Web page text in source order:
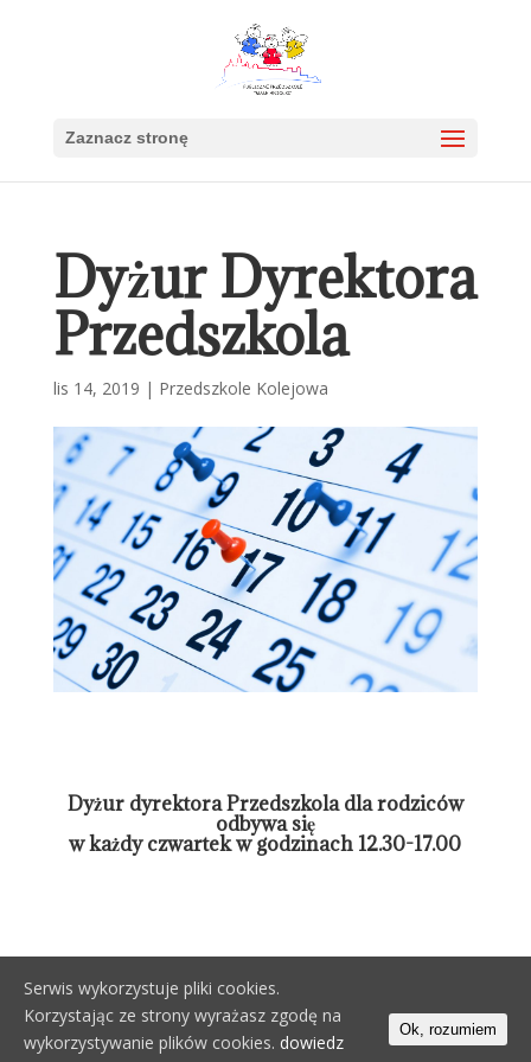
Zaznacz stronę
Dyżur Dyrektora
Przedszkola
lis 14, 2019 | Przedszkole Kolejowa
Dyżur dyrektora Przedszkola dla rodziców
odbywa się
w każdy czwartek w godzinach 12.30-17.00
Wszelkie prawa zastrzeżone © 2019 Bujamy się w
Serwis wykorzystuje pliki cookies.
Korzystając ze strony wyrażasz zgodę na
wykorzystywanie plików cookies. dowiedz
Ok, rozumiem